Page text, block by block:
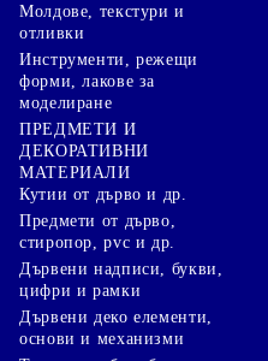
Молдове, текстури и
отливки
Инструменти, режещи
форми, лакове за
моделиране
ПРЕДМЕТИ И
ДЕКОРАТИВНИ
МАТЕРИАЛИ
Кутии от дърво и др.
Предмети от дърво,
стиропор, pvc и др.
Дървени надписи, букви,
цифри и рамки
Дървени деко елементи,
основи и механизми